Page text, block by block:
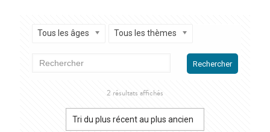
Tous les âges Tous les thèmes
Rechercher
2 résultats affichés
plus